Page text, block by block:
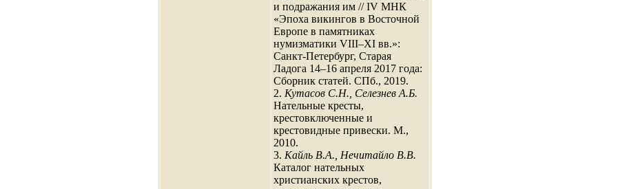
и подражания им // IV МНК
«Эпоха викингов в Восточной
Европе в памятниках
нумизматики VIII–XI вв.»:
Санкт-Петербург, Старая
Ладога 14–16 апреля 2017 года:
Сборник статей. СПб., 2019.
2. Кутасов С.Н., Селезнев А.Б.
Нательные кресты,
крестовключенные и
крестовидные привески. М.,
2010.
3. Кайль В.А., Нечитайло В.В.
Каталог нательных
христианских крестов,